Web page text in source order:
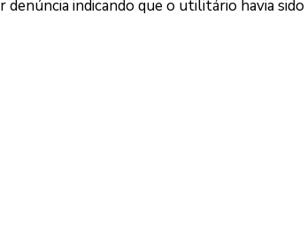
indicando que o utilitário havia sido